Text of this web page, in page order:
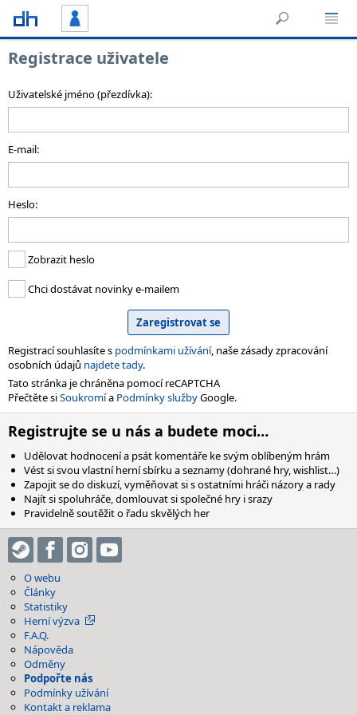
Registrace uživatele
Uživatelské jméno (přezdívka):
E-mail:
Heslo:
Zobrazit heslo
Chci dostávat novinky e-mailem
Registrací souhlasíte s podmínkami užívání, naše zásady zpracování
osobních údajů najdete tady.
Tato stránka je chráněna pomocí reCAPTCHA
Přečtěte siSoukromía Podmínky službyGoogle.
Registrujte se u nás a budete moci…
Udělovat hodnocení a psát komentáře ke svým oblíbeným hrám
Vést si svou vlastní herní sbírku a seznamy (dohrané hry, wishlist…)
Zapojit se do diskuzí, vyměňovat si s ostatními hráči názory a rady
Najít si spoluhráče, domlouvat si společné hry i srazy
Pravidelně soutěžit o řadu skvělých her
O webu
Články
Statistiky
Herní výzva
F.A.Q.
Nápověda
Odměny
Podpořte nás
Podmínky užívání
Kontakt a reklama